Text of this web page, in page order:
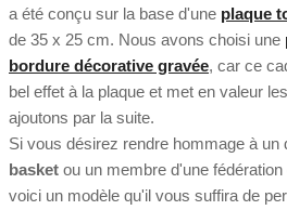
a été conçu sur la base d'une plaque
de 35 x 25 cm. Nous avons choisi une
bordure décorative gravée, car ce
bel effet à la plaque et met en valeur
ajoutons par la suite.
Si vous désirez rendre hommage à un
basket ou un membre d'une
voici un modèle qu'il vous suffira de